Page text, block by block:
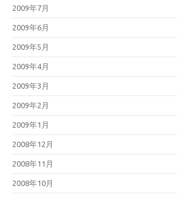
2009年7月
2009年6月
2009年5月
2009年4月
2009年3月
2009年2月
2009年1月
2008年12月
2008年11月
2008年10月